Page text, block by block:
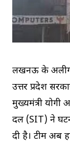
लखनऊ के
उत्तर प्रदेश
मुख्यमंत्री योगी
दल (SIT) ने
दी है। टीम अब